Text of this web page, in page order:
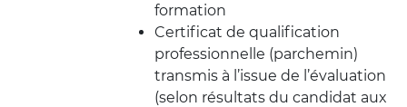
formation
Certificat de qualification
professionnelle (parchemin)
transmis à l’issue de l’évaluation
(selon résultats du candidat aux